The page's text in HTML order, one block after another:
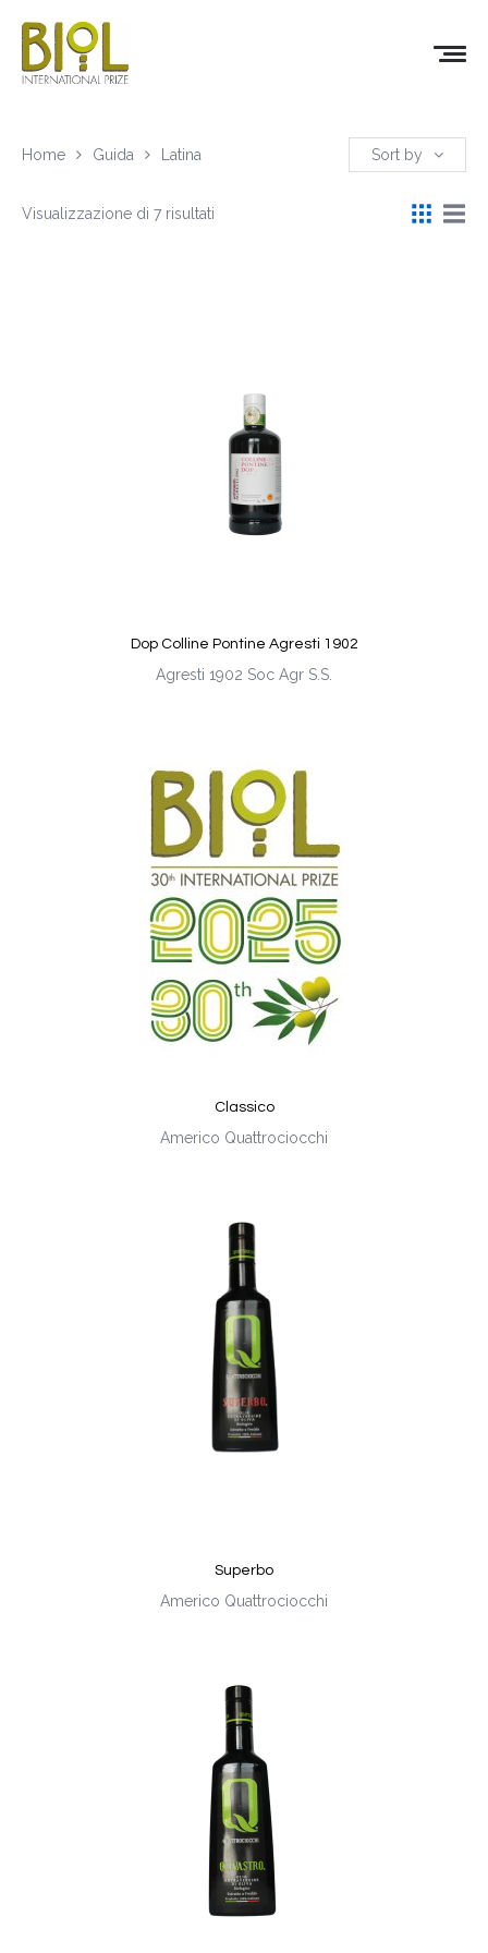
Home Guida Latina Sort by
Visualizzazione di 7 risultati
Dop Colline Pontine Agresti 1902
Agresti 1902 Soc Agr S.S.
Classico
Americo Quattrociocchi
Superbo
Americo Quattrociocchi